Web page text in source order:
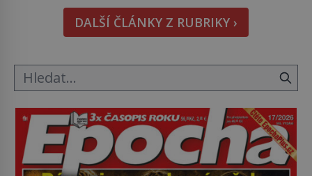
Strážníci ho dopraví zpět do udaného bytu. Oním
„kamarádem“ je ovšem jeden z nejslavnějších
vrahů, Jeffrey Dahmer (1960–1994). Je 27. května
DALŠÍ ČLÁNKY Z RUBRIKY ›